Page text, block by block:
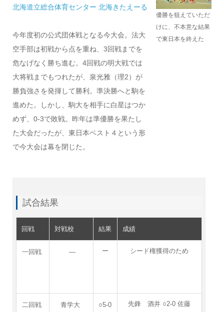
北海道立総合体育センター 北海きたえーる
今年度初の公式団体戦となる今大会。法大
空手部は初戦から点を重ね、3回戦までを
危なげなく勝ち進む。4回戦の明大戦では
大将戦までもつれたが、泉光雅（理2）が
勝負強さを発揮して勝利。準決勝へと駒を
進めた。しかし、駒大を相手に白星はつか
めず、0-3で敗戦。昨年は準優勝を果たし
た大会だったが、東日本ベスト４という形
で今大会は幕を閉じた。
優勝を狙えていただ
けに、不本意な結果
で東日本を終えた
試合結果
回戦 対戦校 結果 成績
一回戦 ― ー シード権獲得のため
二回戦 青学大 ○5-0
先鋒 酒井 ○2-0 佐藤